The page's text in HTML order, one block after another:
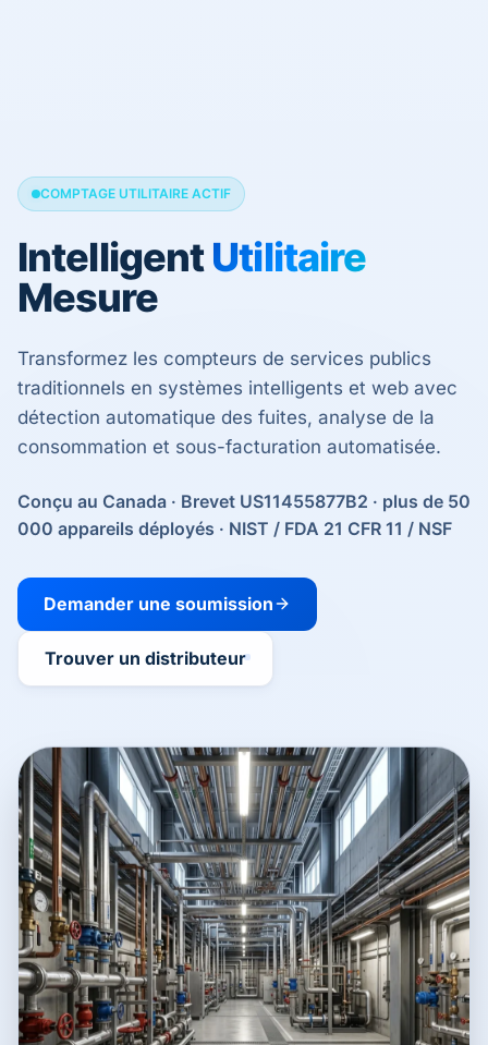
COMPTAGE UTILITAIRE ACTIF
Intelligent Utilitaire
Mesure
Transformez les compteurs de services publics
traditionnels en systèmes intelligents et web avec
détection automatique des fuites, analyse de la
consommation et sous-facturation automatisée.
Conçu au Canada · Brevet US11455877B2 · plus de 50
000 appareils déployés · NIST / FDA 21 CFR 11 / NSF
Demander une soumission
Trouver un distributeur